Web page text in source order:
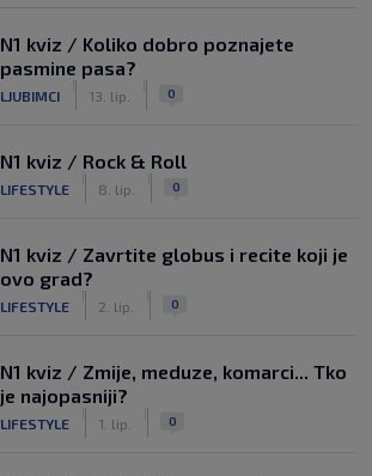
N1 kviz / Koliko dobro poznajete
pasmine pasa?
LJUBIMCI 13. lip. 0
N1 kviz / Rock & Roll
LIFESTYLE 8. lip. 0
N1 kviz / Zavrtite globus i recite koji je
ovo grad?
LIFESTYLE 2. lip. 0
N1 kviz / Zmije, meduze, komarci... Tko
je najopasniji?
LIFESTYLE 1. lip. 0